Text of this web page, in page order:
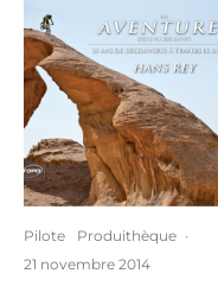
Pilote Produithèque ·
21 novembre 2014